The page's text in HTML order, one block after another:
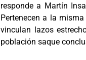
responde a Martín
Pertenecen a la
vinculan lazos
población saque